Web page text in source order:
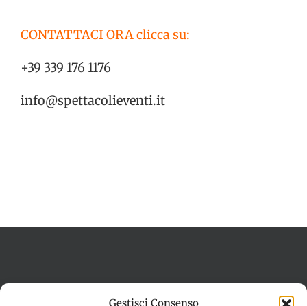
Gestisci Consenso
CONTATTACI ORA clicca su:
+39 339 176 1176
info@spettacolieventi.it